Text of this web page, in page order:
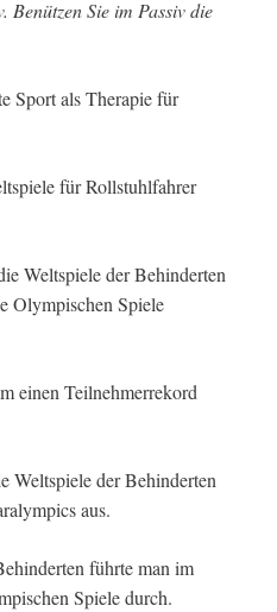
Benützen Sie im Passiv die
Sport als Therapie für
für Rollstuhlfahrer
Weltspiele der Behinderten
Olympischen Spiele
einen Teilnehmerrekord
Weltspiele der Behinderten
aus.
führte man im
Spiele durch.